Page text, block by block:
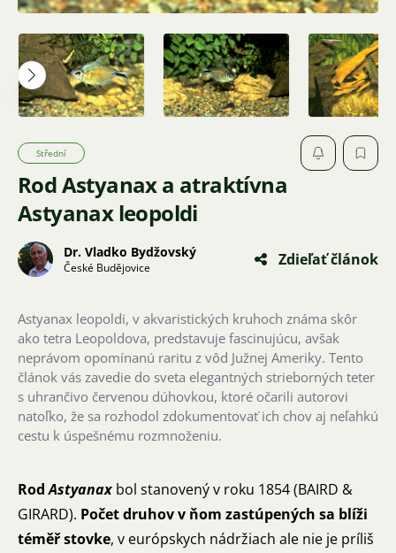
Rod Astyanax a atraktívna
Astyanax leopoldi
Střední
Dr. Vladko Bydžovský
České Budějovice Zdieľať článok
Astyanax leopoldi, v akvaristických kruhoch známa skôr
ako tetra Leopoldova, predstavuje fascinujúcu, avšak
neprávom opomínanú raritu z vôd Južnej Ameriky. Tento
článok vás zavedie do sveta elegantných strieborných teter
s uhrančivo červenou dúhovkou, ktoré očarili autorovi
natoľko, že sa rozhodol zdokumentovať ich chov aj neľahkú
cestu k úspešnému rozmnoženiu.
RodAstyanax bol stanovený v roku 1854 (BAIRD &
GIRARD). Počet druhov v ňom zastúpených sa blíži
téměř stovke, v európskych nádržiach ale nie je príliš